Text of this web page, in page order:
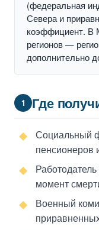
(федеральная
Севера и
коэффициент. В
регионов —
дополнительно
1 Где
Социальный
пенсионеров
момент
Военный